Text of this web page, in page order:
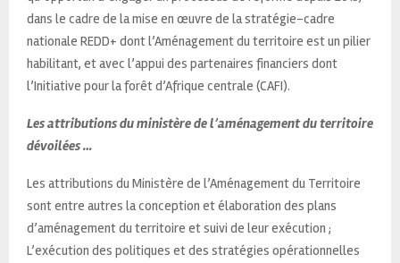
dans le cadre de la mise en œuvre de la stratégie-cadre
nationale REDD+ dont l’Aménagement du territoire est un pilier
habilitant, et avec l’appui des partenaires financiers dont
l’Initiative pour la forêt d’Afrique centrale (CAFI).
Les attributions du ministère de l’aménagement du territoire
dévoilées …
Les attributions du Ministère de l’Aménagement du Territoire
sont entre autres la conception et élaboration des plans
d’aménagement du territoire et suivi de leur exécution ;
L’exécution des politiques et des stratégies opérationnelles